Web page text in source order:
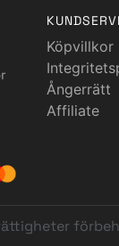
Köpvillkor
Ångerrätt
Affiliate